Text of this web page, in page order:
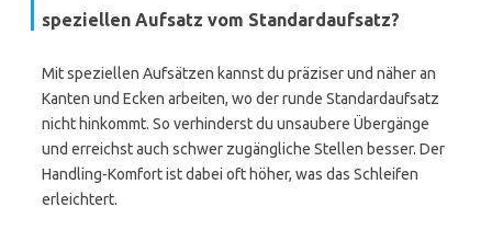
speziellen Aufsatz vom Standardaufsatz?
Mit speziellen Aufsätzen kannst du präziser und näher an
Kanten und Ecken arbeiten, wo der runde Standardaufsatz
nicht hinkommt. So verhinderst du unsaubere Übergänge
und erreichst auch schwer zugängliche Stellen besser. Der
Handling-Komfort ist dabei oft höher, was das Schleifen
erleichtert.